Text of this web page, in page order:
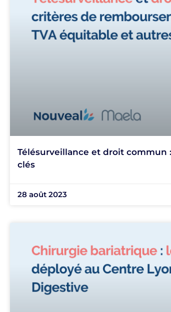
Télésurveillance et droit commun
clés
28 août 2023